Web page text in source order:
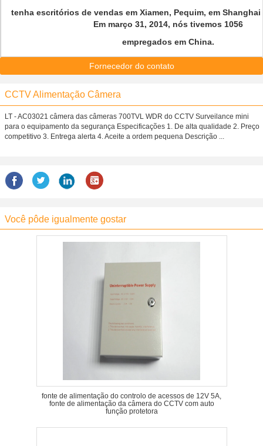
tenha escritórios de vendas em Xiamen, Pequim, em Shanghai
Em março 31, 2014, nós tivemos 1056
empregados em China.
Fornecedor do contato
CCTV Alimentação Câmera
LT - AC03021 câmera das câmeras 700TVL WDR do CCTV Surveilance mini
para o equipamento da segurança Especificações 1. De alta qualidade 2. Preço
competitivo 3. Entrega alerta 4. Aceite a ordem pequena Descrição ...
Você pôde igualmente gostar
fonte de alimentação do controlo de acessos de 12V 5A,
fonte de alimentação da câmera do CCTV com auto
função protetora